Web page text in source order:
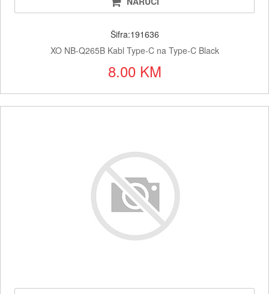
Šifra:191636
XO NB-Q265B Kabl Type-C na Type-C Black
8.00 KM